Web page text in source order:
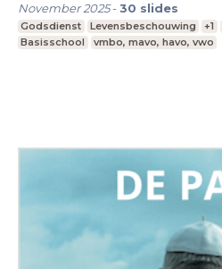
November 2025-30 slides
Godsdienst Levensbeschouwing +1
Basisschool
vmbo, mavo, havo, vwo